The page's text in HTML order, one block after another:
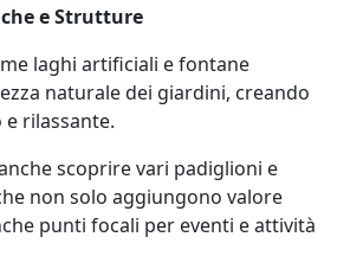
e Strutture
laghi artificiali e fontane
naturale dei giardini, creando
rilassante.
scoprire vari padiglioni e
non solo aggiungono valore
punti focali per eventi e attività